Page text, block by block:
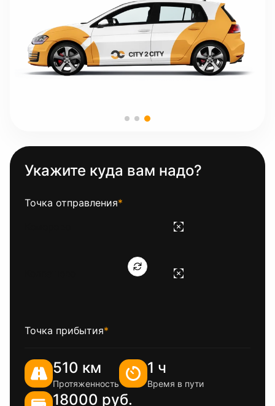
Укажите куда вам надо?
Точка отправления*
Точка прибытия*
510 км
Протяженность
1 ч
Время в пути
18000 руб.